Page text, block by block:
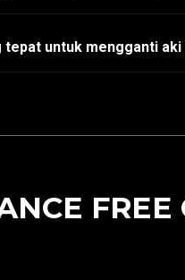
tepat untuk mengganti